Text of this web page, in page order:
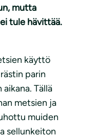
mutta
tule hävittää.
käyttö
parin
Tällä
metsien ja
muiden
sellunkeiton